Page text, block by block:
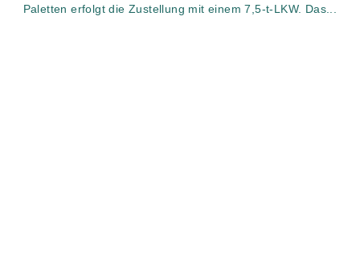
Paletten erfolgt die Zustellung mit einem 7,5-t-LKW. Das...